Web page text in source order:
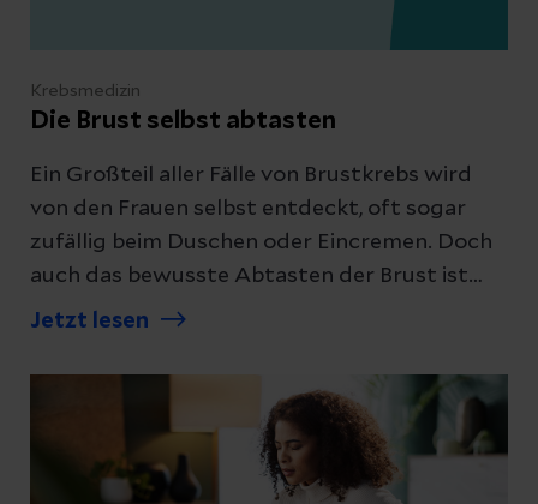
Krebsmedizin
Die Brust selbst abtasten
Ein Großteil aller Fälle von Brustkrebs wird
von den Frauen selbst entdeckt, oft sogar
zufällig beim Duschen oder Eincremen. Doch
auch das bewusste Abtasten der Brust ist
überhaupt nicht schwierig. Wir erklären
richtig abtasten.
Jetzt lesen